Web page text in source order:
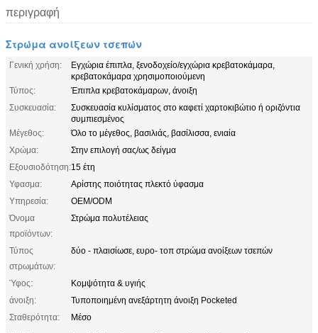
περιγραφή
Στρώμα ανοίξεων τσεπών
Γενική χρήση:
Εγχώρια έπιπλα, ξενοδοχείο/εγχώρια κρεβατοκάμαρα,
κρεβατοκάμαρα χρησιμοποιούμενη
Τύπος:
Έπιπλα κρεβατοκάμαρων, άνοιξη
Συσκευασία:
Συσκευασία κυλίσματος στο καφετί χαρτοκιβώτιο ή οριζόντια
συμπιεσμένος
Μέγεθος:
Όλο το μέγεθος, βασιλιάς, βασίλισσα, ενιαία
Χρώμα:
Στην επιλογή σας/ως δείγμα
Εξουσιοδότηση:15 έτη
Υφασμα:
Αρίστης ποιότητας πλεκτό ύφασμα
Υπηρεσία:
OEM/ODM
Όνομα
προϊόντων:
Στρώμα πολυτέλειας
Τύπος
στρωμάτων:
δύο - πλαισίωσε, ευρο- τοπ στρώμα ανοίξεων τσεπών
Ύφος:
Κομψότητα & υγιής
άνοιξη:
Τυποποιημένη ανεξάρτητη άνοιξη Pocketed
Σταθερότητα:
Μέσο